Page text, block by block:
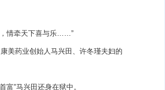
，情牵天下喜与乐……”
美药业创始人马兴田、许冬瑾夫妇的
”马兴田还身在狱中。